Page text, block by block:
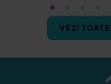
VEZI